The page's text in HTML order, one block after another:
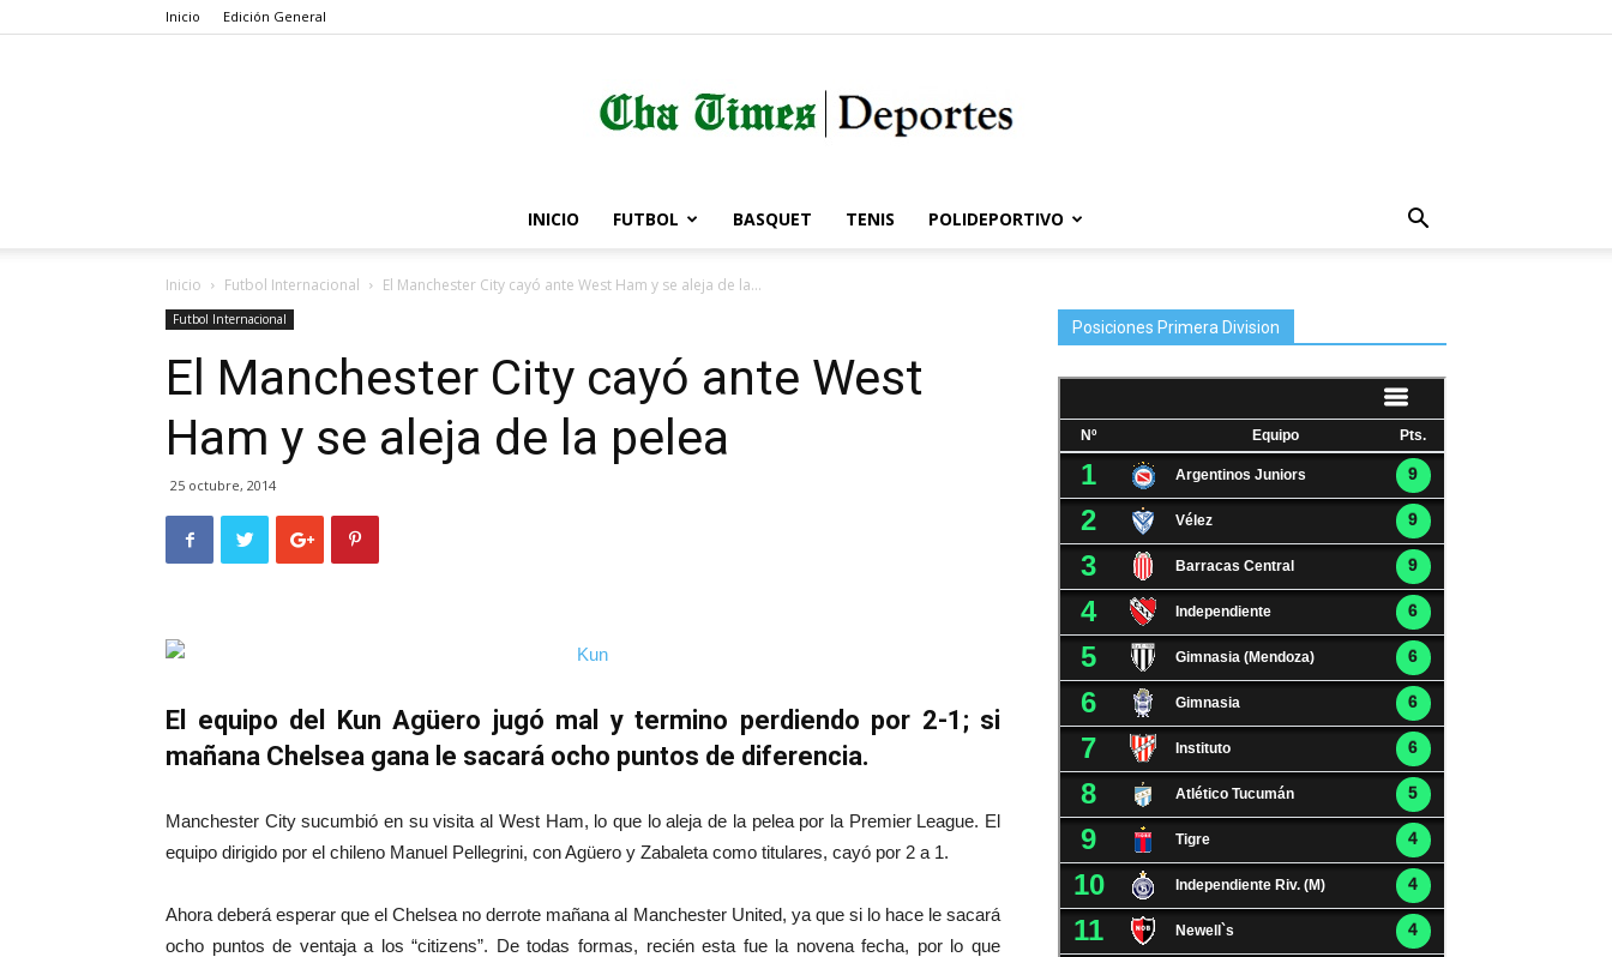
Inicio Edición General
Córdoba
Times
INICIO FUTBOL BASQUET TENIS POLIDEPORTIVO
Inicio Futbol Internacional El Manchester City cayó ante West Ham y se aleja de la...
Futbol Internacional
El Manchester City cayó ante West
Ham y se aleja de la pelea
25 octubre, 2014
El equipo del Kun Agüero jugó mal y termino perdiendo por 2-1; si
mañana Chelsea gana le sacará ocho puntos de diferencia.
Manchester City sucumbió en su visita al West Ham, lo que lo aleja de la pelea por la Premier League. El
equipo dirigido por el chileno Manuel Pellegrini, con Agüero y Zabaleta como titulares, cayó por 2 a 1.
Ahora deberá esperar que el Chelsea no derrote mañana al Manchester United, ya que si lo hace le sacará
ocho puntos de ventaja a los “citizens”. De todas formas, recién esta fue la novena fecha, por lo que
Posiciones Primera Division